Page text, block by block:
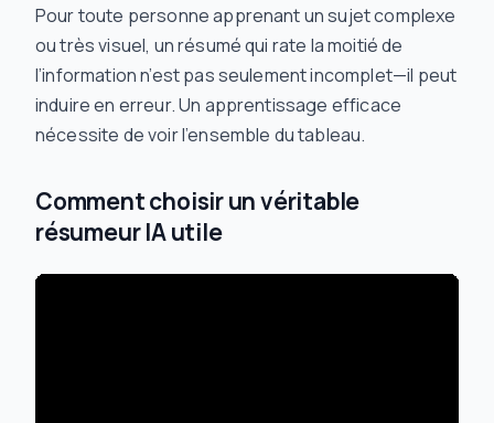
Pour toute personne apprenant un sujet complexe
ou très visuel, un résumé qui rate la moitié de
l’information n’est pas seulement incomplet—il peut
induire en erreur. Un apprentissage efficace
nécessite de voir l’ensemble du tableau.
Comment choisir un véritable
résumeur IA utile